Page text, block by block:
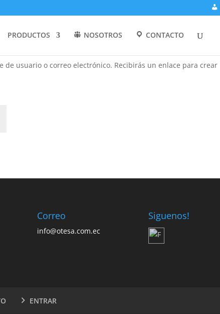
PRODUCTOS NOSOTROS CONTACTO
usuario o correo electrónico. Recibirás un enlace para crear
Correo
info@otesa.com.ec
Siguenos!
ENTRAR